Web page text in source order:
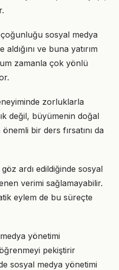
çoğunluğu sosyal medya
ve buna yatırım
zamanla çok yönlü
zorluklarla
değil, büyümenin doğal
bir ders fırsatını da
ardı edildiğinde sosyal
verimi sağlamayabilir.
eylem de bu süreçte
yönetimi
pekiştirir
sosyal medya yönetimi